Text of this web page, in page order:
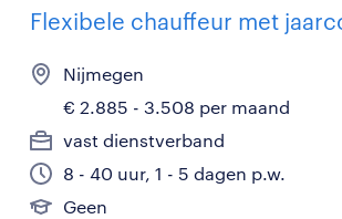
Flexibele chauffeur met
Nijmegen
€ 2.885 - 3.508 per maand
vast dienstverband
8 - 40 uur, 1 - 5 dagen p.w.
Geen